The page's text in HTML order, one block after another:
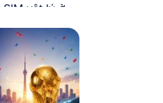
vật lý ở
eSIM trực
máy trước
gian và có